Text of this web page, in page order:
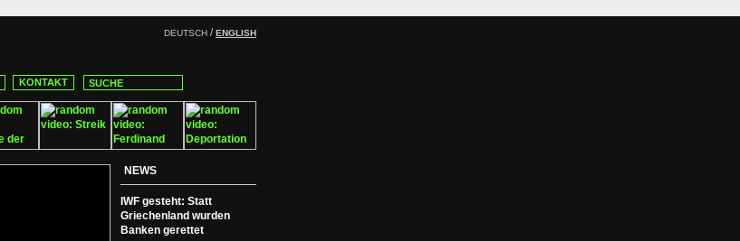
DEUTSCH /ENGLISH
KONTAKT
NEWS
IWF gesteht: Statt
Griechenland wurden
Banken gerettet